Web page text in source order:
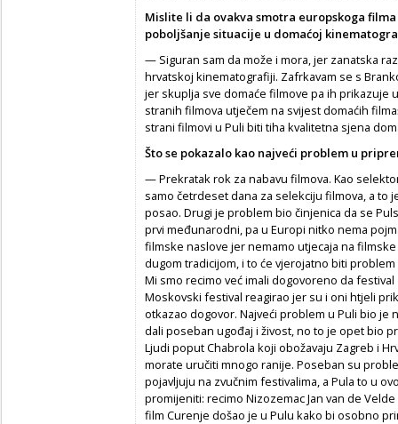
Mislite li da ovakva smotra europskoga
poboljšanje situacije u domaćoj
— Siguran sam da može i mora, jer zanatska
hrvatskoj kinematografiji. Zafrkavam se s
jer skuplja sve domaće filmove pa ih prikazuje
stranih filmova utječem na svijest domaćih
strani filmovi u Puli biti tiha kvalitetna sjena
Što se pokazalo kao najveći problem u
— Prekratak rok za nabavu filmova. Kao
samo četrdeset dana za selekciju filmova, a to
posao. Drugi je problem bio činjenica da se
prvi međunarodni, pa u Europi nitko nema
filmske naslove jer nemamo utjecaja na
dugom tradicijom, i to će vjerojatno biti
Mi smo recimo već imali dogovoreno da
Moskovski festival reagirao jer su i oni htjeli
otkazao dogovor. Najveći problem u Puli bio
dali poseban ugođaj i živost, no to je opet bio
Ljudi poput Chabrola koji obožavaju Zagreb i
morate uručiti mnogo ranije. Poseban su
pojavljuju na zvučnim festivalima, a Pula to u
promijeniti: recimo Nizozemac Jan van de
film Curenje došao je u Pulu kako bi osobno